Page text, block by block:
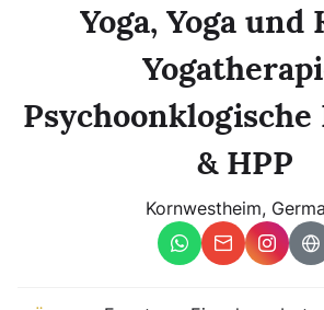
Finde beliebte Events
weltweit
Eine globale Sicht auf Zusammenkünfte, in
Präsenz und Wachstum aktiv entfaltet werden.
Yoga, Yoga und
& HPP
Kornwestheim,